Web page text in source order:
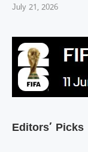
Editors’ Picks
July 21, 2026